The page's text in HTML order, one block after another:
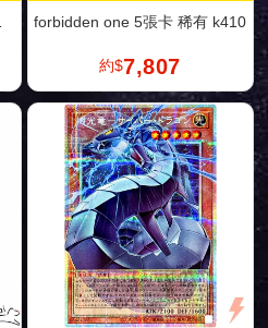
forbidden one 5張卡 稀有 k410
約$7,807